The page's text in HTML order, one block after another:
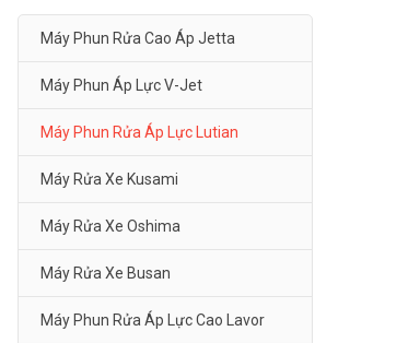
Máy Phun Rửa Cao Áp Jetta
Máy Phun Áp Lực V-Jet
Máy Phun Rửa Áp Lực Lutian
Máy Rửa Xe Kusami
Máy Rửa Xe Oshima
Máy Rửa Xe Busan
Máy Phun Rửa Áp Lực Cao Lavor